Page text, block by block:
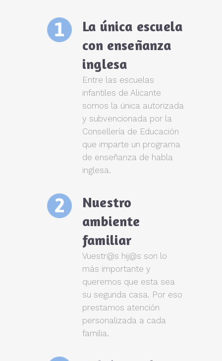
La única escuela
con enseñanza
inglesa
Entre las escuelas
infantiles de Alicante
somos la única autorizada
y subvencionada por la
Consellería de Educación
que imparte un programa
de enseñanza de habla
inglesa.
Nuestro
ambiente
familiar
Vuestr@s hij@s son lo
más importante y
queremos que esta sea
su segunda casa. Por eso
prestamos atención
personalizada a cada
familia.